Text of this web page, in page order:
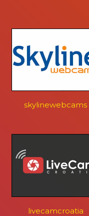
skylinewebcams
livecamcroatia